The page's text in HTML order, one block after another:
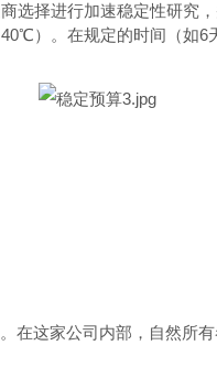
选择进行加速稳定性研究
40℃）。在规定的时间（如6
在这家公司内部，自然所